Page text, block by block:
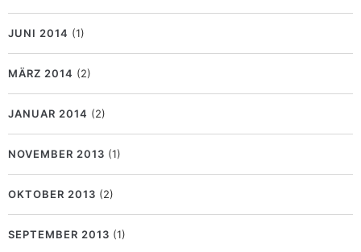
JUNI 2014 (1)
MÄRZ 2014 (2)
JANUAR 2014 (2)
NOVEMBER 2013 (1)
OKTOBER 2013 (2)
SEPTEMBER 2013 (1)